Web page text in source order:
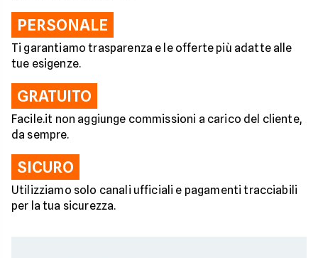
PERSONALE
Ti garantiamo trasparenza e le offerte più adatte alle
tue esigenze.
GRATUITO
Facile.it non aggiunge commissioni a carico del cliente,
da sempre.
SICURO
Utilizziamo solo canali ufficiali e pagamenti tracciabili
per la tua sicurezza.